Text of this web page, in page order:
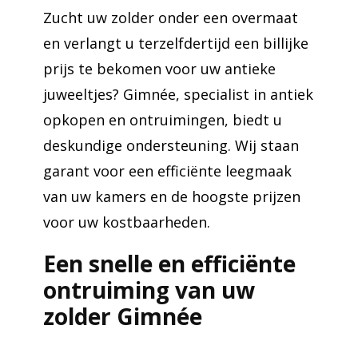
Zucht uw zolder onder een overmaat
en verlangt u terzelfdertijd een billijke
prijs te bekomen voor uw antieke
juweeltjes? Gimnée, specialist in antiek
opkopen en ontruimingen, biedt u
deskundige ondersteuning. Wij staan
garant voor een efficiënte leegmaak
van uw kamers en de hoogste prijzen
voor uw kostbaarheden.
Een snelle en efficiënte
ontruiming van uw
zolder Gimnée